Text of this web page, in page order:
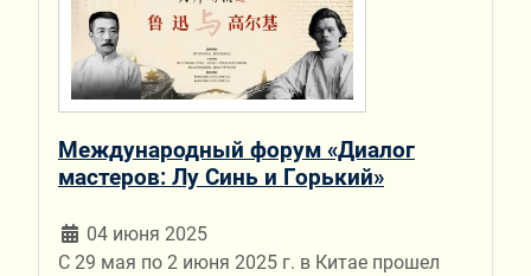
Международный форум «Диалог
мастеров: Лу Синь и Горький»
04 июня 2025
С 29 мая по 2 июня 2025 г. в Китае прошел